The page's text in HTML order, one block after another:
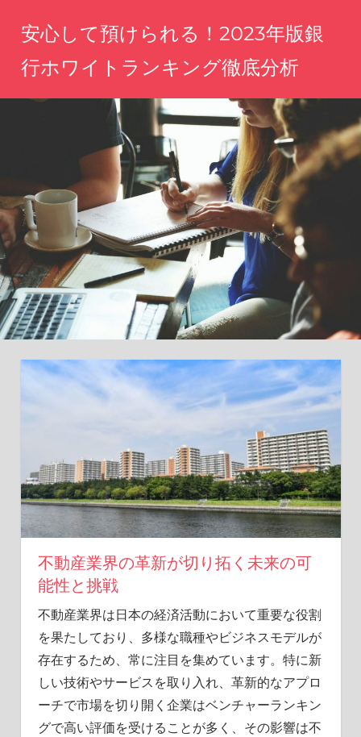
ツ
ッ
プ
安心して預けられる！2023年版銀
行ホワイトランキング徹底分析
を
守
る、
信
頼
の
金
融
機
関
う！
2023
年
最
う。
不動産業界の革新が切り拓く未来の可
能性と挑戦
不動産業界は日本の経済活動において重要な役割
を果たしており、多様な職種やビジネスモデルが
存在するため、常に注目を集めています。 特に新
しい技術やサービスを取り入れ、革新的なアプロ
ーチで市場を切り開く企業はベンチャーランキン
グで高い評価を受けることが多く、その影響は不